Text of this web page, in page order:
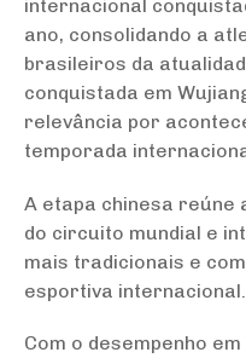
internacional
ano, consolidando a
brasileiros da
conquistada em
relevância por
temporada
A etapa chinesa reúne
do circuito mundial e
mais tradicionais e
esportiva internacional.
Com o desempenho